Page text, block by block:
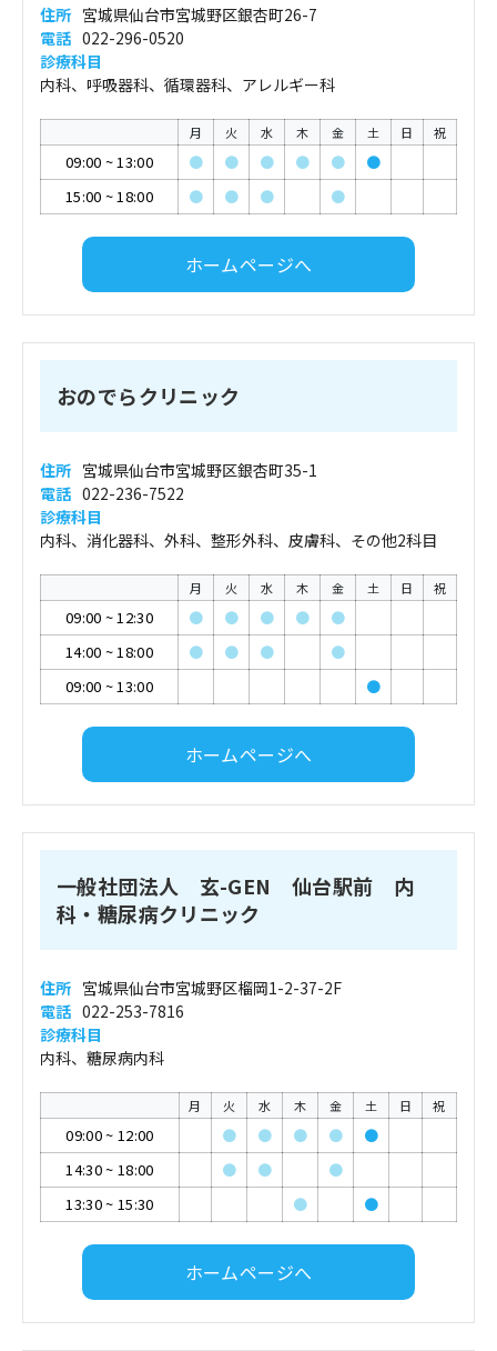
住所 宮城県仙台市宮城野区銀杏町26-7
電話 022-296-0520
診療科目
内科、呼吸器科、循環器科、アレルギー科
月 火 水 木 金 土 日 祝
09:00 ~13:00 ● ● ● ● ●
●
15:00 ~18:00 ● ● ● ●
ホームページへ
おのでらクリニック
住所 宮城県仙台市宮城野区銀杏町35-1
電話 022-236-7522
診療科目
内科、消化器科、外科、整形外科、皮膚科、その他2科目
月 火 水 木 金 土 日 祝
09:00 ~12:30 ● ● ● ●
●
14:00 ~18:00 ● ● ●
●
09:00 ~13:00 ●
ホームページへ
一般社団法人 玄-GEN 仙台駅前 内
科・糖尿病クリニック
住所 宮城県仙台市宮城野区榴岡1-2-37-2F
電話 022-253-7816
診療科目
内科、糖尿病内科
月 火 水 木 金 土 日 祝
09:00~ 12:00 ● ● ● ●
●
14:30~ 18:00 ● ●
●
13:30~ 15:30 ● ●
ホームページへ